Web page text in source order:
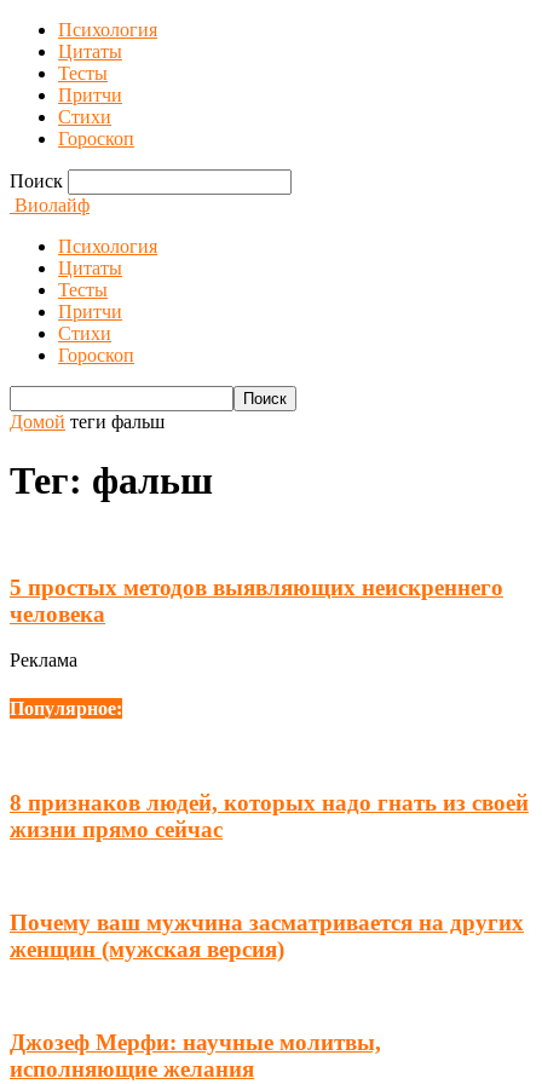
Психология
Цитаты
Тесты
Притчи
Стихи
Гороскоп
Поиск
Виолайф
Психология
Цитаты
Тесты
Притчи
Стихи
Гороскоп
Домой теги фальш
Тег: фальш
5 простых методов выявляющих неискреннего
человека
Реклама
Популярное:
8 признаков людей, которых надо гнать из своей
жизни прямо сейчас
Почему ваш мужчина засматривается на других
женщин (мужская версия)
Джозеф Мерфи: научные молитвы,
исполняющие желания